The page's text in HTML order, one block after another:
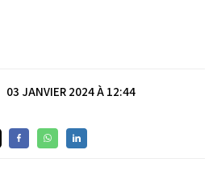
03 JANVIER 2024 À 12:44